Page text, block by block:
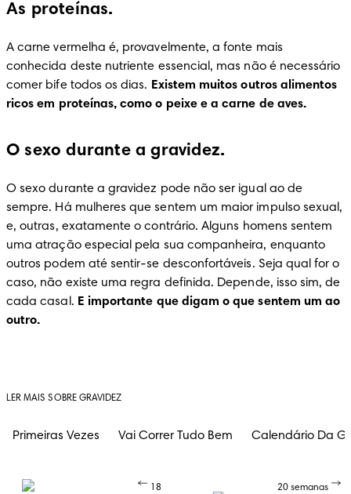
As proteínas.
A carne vermelha é, provavelmente, a fonte mais
conhecida deste nutriente essencial, mas não é necessário
comer bife todos os dias. Existem muitos outros alimentos
ricos em proteínas, como o peixe e a carne de aves.
O sexo durante a gravidez.
O sexo durante a gravidez pode não ser igual ao de
sempre. Há mulheres que sentem um maior impulso sexual,
e, outras, exatamente o contrário. Alguns homens sentem
uma atração especial pela sua companheira, enquanto
outros podem até sentir-se desconfortáveis. Seja qual for o
caso, não existe uma regra definida. Depende, isso sim, de
cada casal. E importante que digam o que sentem um ao
outro.
LER MAIS SOBRE GRAVIDEZ
Primeiras Vezes Vai Correr Tudo Bem Calendário Da
18
20 semanas